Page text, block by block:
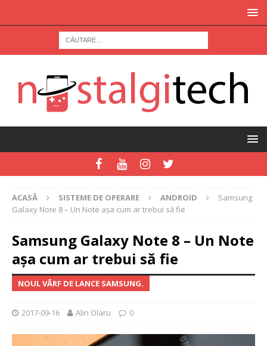
ACASĂ SISTEME DE OPERARE ANDROID
Samsung
Galaxy Note 8 – Un Note aşa cum ar trebui să fie
Samsung Galaxy Note 8 – Un Note
aşa cum ar trebui să fie
NOUL VÂRF DE LANCE SAMSUNG.
2017-09-16 Alin Olaru 0